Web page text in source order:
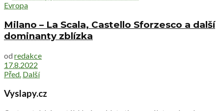
Evropa
Milano – La Scala, Castello Sforzesco a další
dominanty zblízka
od redakce
17.8.2022
Před. Další
Vyslapy.cz